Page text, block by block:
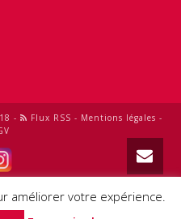
- Flux RSS - Mentions légales -
0
améliorer votre expérience.